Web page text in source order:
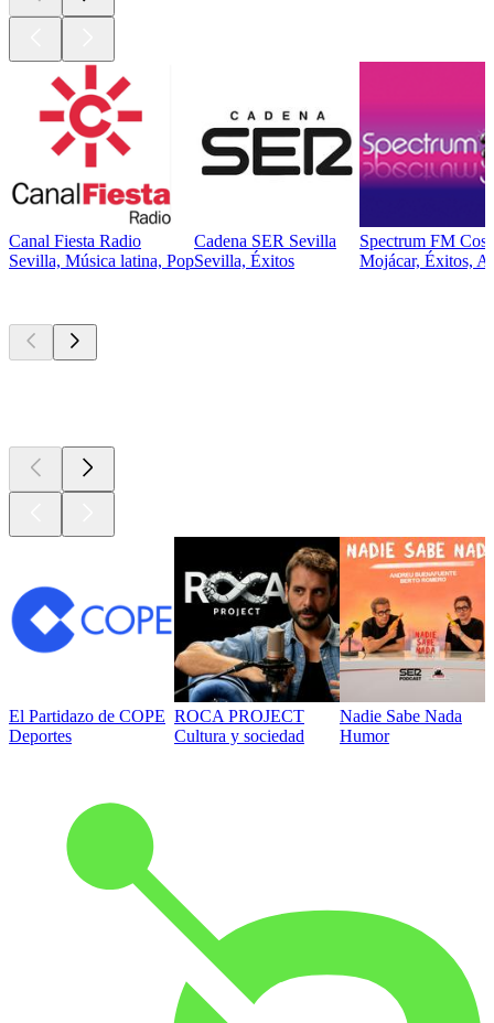
Canal Fiesta Radio
Sevilla, Música latina, Pop
Cadena SER Sevilla
Sevilla, Éxitos
Spectrum FM
Mojácar, Éxitos,
El Partidazo de COPE
Deportes
ROCA PROJECT
Cultura y sociedad
Nadie Sabe Nada
Humor